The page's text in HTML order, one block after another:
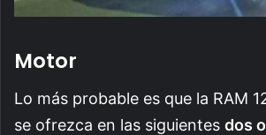
Motor
Lo más probable es que la RAM
se ofrezca en las siguientes dos